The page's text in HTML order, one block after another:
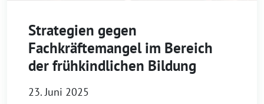
Strategien gegen
Fachkräftemangel im Bereich
der frühkindlichen Bildung
23. Juni 2025